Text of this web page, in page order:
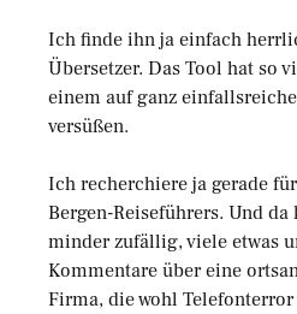
Ich finde ihn ja einfach
Übersetzer. Das Tool hat so
einem auf ganz
versüßen.
Ich recherchiere ja gerade
Bergen-Reiseführers. Und
minder zufällig, viele etwas
Kommentare über eine
Firma, die wohl